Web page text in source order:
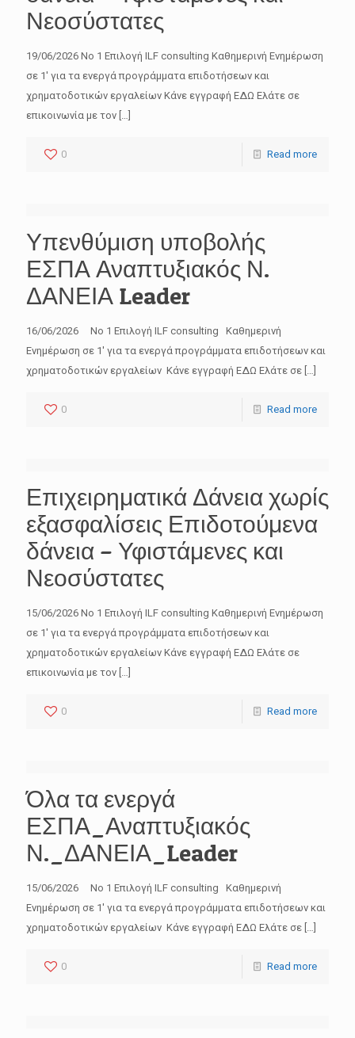
Νεοσύστατες
19/06/2026 No 1 Επιλογή ILF consulting Καθημερινή Ενημέρωση
σε 1′ για τα ενεργά προγράμματα επιδοτήσεων και
χρηματοδοτικών εργαλείων Κάνε εγγραφή ΕΔΩ Ελάτε σε
επικοινωνία με τον
0 Read more
Υπενθύμιση υποβολής
ΕΣΠΑ Αναπτυξιακός Ν.
ΔΑΝΕΙΑ Leader
16/06/2026 No 1 Επιλογή ILF consulting Καθημερινή
Ενημέρωση σε 1′ για τα ενεργά προγράμματα επιδοτήσεων και
χρηματοδοτικών εργαλείων Κάνε εγγραφή ΕΔΩ Ελάτε σε
0 Read more
Επιχειρηματικά Δάνεια χωρίς
εξασφαλίσεις Επιδοτούμενα
δάνεια – Υφιστάμενες και
Νεοσύστατες
15/06/2026 No 1 Επιλογή ILF consulting Καθημερινή Ενημέρωση
σε 1′ για τα ενεργά προγράμματα επιδοτήσεων και
χρηματοδοτικών εργαλείων Κάνε εγγραφή ΕΔΩ Ελάτε σε
επικοινωνία με τον
0 Read more
Όλα τα ενεργά
ΕΣΠΑ_Αναπτυξιακός
Ν._ΔΑΝΕΙΑ_Leader
15/06/2026 No 1 Επιλογή ILF consulting Καθημερινή
Ενημέρωση σε 1′ για τα ενεργά προγράμματα επιδοτήσεων και
χρηματοδοτικών εργαλείων Κάνε εγγραφή ΕΔΩ Ελάτε σε
0 Read more